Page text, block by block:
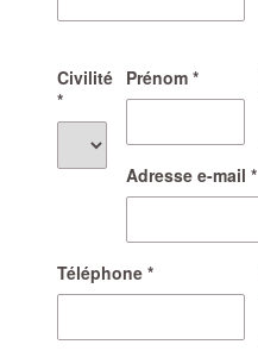
Civilité
*
Prénom *
Adresse e-mail *
Téléphone *